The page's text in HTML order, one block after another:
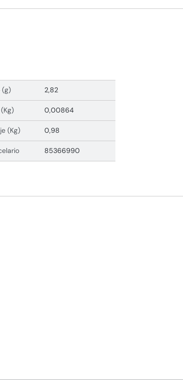
(g) 2,82
0,00864
(Kg) 0,98
85366990